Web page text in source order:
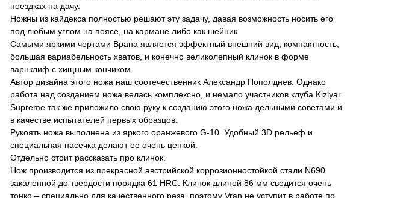
поездках на дачу.
Ножны из кайдекса полностью решают эту задачу, давая возможность носить его
под любым углом на поясе, на кармане либо как шейник.
Самыми яркими чертами Врана является эффектный внешний вид, компактность,
большая вариабельность хватов, и конечно великолепный клинок в форме
варнклиф с хищным кончиком.
Автор дизайна этого ножа наш соотечественник Александр Пополднев. Однако
работа над созданием ножа велась комплексно, и немало участников клуба Kizlyar
Supreme так же приложило свою руку к созданию этого ножа дельными советами и
в качестве испытателей первых образцов.
Рукоять ножа выполнена из яркого оранжевого G-10. Удобный 3D рельеф и
специальная насечка делают ее очень цепкой.
Отдельно стоит рассказать про клинок.
Нож производится из прекрасной австрийской коррозионностойкой стали N690
закаленной до твердости порядка 61 HRC. Клинок длиной 86 мм сводится очень
тонко – специально для качественного реза, поэтому Vran не уступит в работе по